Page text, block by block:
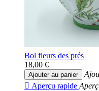
Bol fleurs des prés
18,00 €
Ajouter au panier
 Aperçu rapide